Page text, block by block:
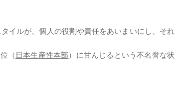
イルが、個人の役割や責任をあいまいにし、それ
（ 日本生産性本部）に甘んじるという不名誉な状